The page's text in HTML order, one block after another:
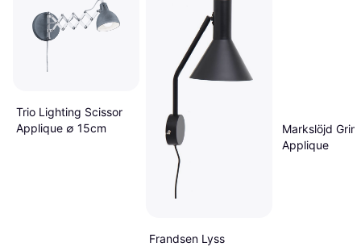
Trio Lighting Scissor
Applique ∅ 15cm
Frandsen Lyss
Markslöjd
Applique